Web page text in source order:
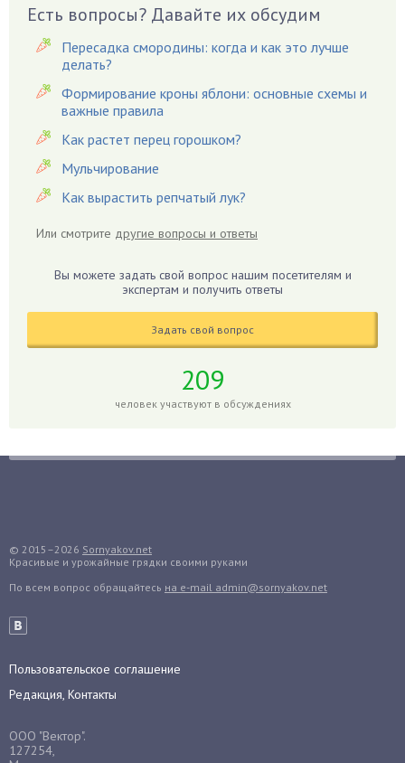
Вешенки
Виноград
Вредители
Гардения
Гацания
Гвоздики
Георгины
Гиацинт
Гладиолусы
Гранат
Грядки
Гуава
Декабрист
Дельфиниум
Денежное дерево
Есть вопросы? Давайте их обсудим
Пересадка смородины: когда и как это лучше
делать?
Формирование кроны яблони: основные схемы и
важные правила
Как растет перец горошком?
Мульчирование
Как вырастить репчатый лук?
Или смотрите другие вопросы и ответы
Вы можете задать свой вопрос нашим посетителям и
экспертам и получить ответы
Задать свой вопрос
209
человек участвуют в обсуждениях
© 2015–2026 Sornyakov.net
Красивые и урожайные грядки своими руками
По всем вопрос обращайтесь на e-mail admin@sornyakov.net
Пользовательское соглашение
Редакция, Контакты
ООО "Вектор".
127254,